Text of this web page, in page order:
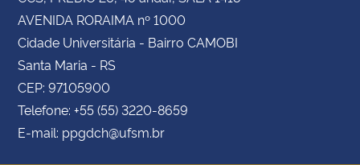
AVENIDA RORAIMA nº 1000
Cidade Universitária - Bairro CAMOBI
Santa Maria - RS
CEP: 97105900
Telefone: +55 (55) 3220-8659
E-mail: ppgdch@ufsm.br